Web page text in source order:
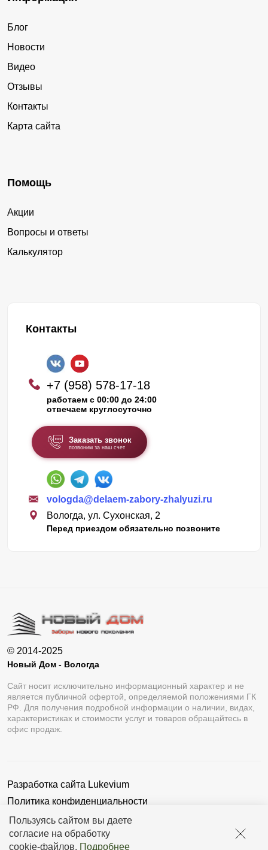
Пользуясь сайтом вы даете
согласие на обработку
cookie-файлов. Подробнее
Блог
Новости
Видео
Отзывы
Контакты
Карта сайта
Помощь
Акции
Вопросы и ответы
Калькулятор
Контакты
+7 (958) 578-17-18
работаем с 00:00 до 24:00
отвечаем круглосуточно
Заказать звонок
позвоним за наш счет
vologda@delaem-zabory-zhalyuzi.ru
Вологда, ул. Сухонская, 2
Перед приездом обязательно позвоните
© 2014-2025
Новый Дом - Вологда
Сайт носит исключительно информационный характер и не
является публичной офертой, определяемой положениями ГК
РФ. Для получения подробной информации о наличии, видах,
характеристиках и стоимости услуг и товаров обращайтесь в
офис продаж.
Разработка сайта Lukevium
Политика конфиденциальности
Пользовательское соглашение